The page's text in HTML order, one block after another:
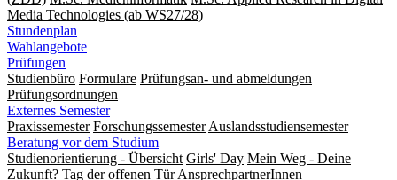
Media Technologies (ab WS27/28)
Stundenplan
Wahlangebote
Prüfungen
Studienbüro Formulare Prüfungsan- und abmeldungen
Prüfungsordnungen
Externes Semester
Praxissemester Forschungssemester Auslandsstudiensemester
Beratung vor dem Studium
Studienorientierung - Übersicht Girls' Day Mein Weg - Deine
Zukunft? Tag der offenen Tür AnsprechpartnerInnen